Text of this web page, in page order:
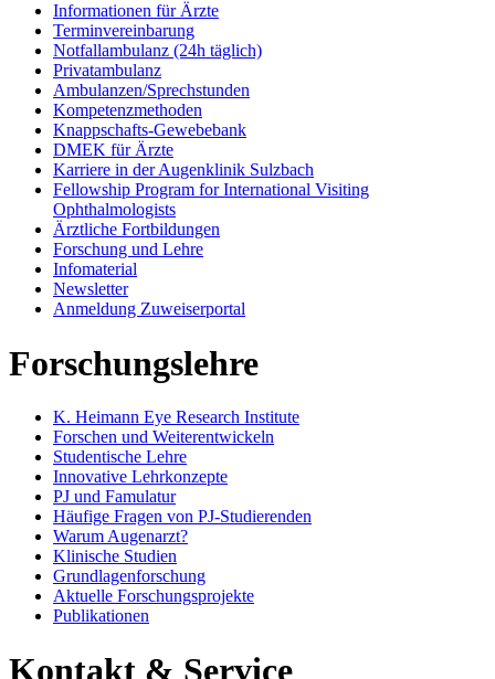
Informationen für Ärzte
Terminvereinbarung
Notfallambulanz (24h täglich)
Privatambulanz
Ambulanzen/Sprechstunden
Kompetenzmethoden
Knappschafts-Gewebebank
DMEK für Ärzte
Karriere in der Augenklinik Sulzbach
Fellowship Program for International Visiting
Ophthalmologists
Ärztliche Fortbildungen
Forschung und Lehre
Infomaterial
Newsletter
Anmeldung Zuweiserportal
Forschungslehre
K. Heimann Eye Research Institute
Forschen und Weiterentwickeln
Studentische Lehre
Innovative Lehrkonzepte
PJ und Famulatur
Häufige Fragen von PJ-Studierenden
Warum Augenarzt?
Klinische Studien
Grundlagenforschung
Aktuelle Forschungsprojekte
Publikationen
Kontakt & Service